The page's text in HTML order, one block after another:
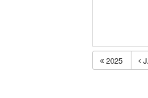
2025